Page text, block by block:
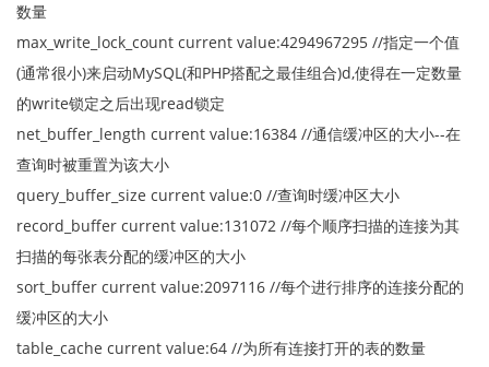
数量
max_write_lock_count current value:4294967295 //指定一个值
(通常很小)来启动MySQL(和PHP搭配之最佳组合)d,使得在一定数量
的write锁定之后出现read锁定
net_buffer_length current value:16384 //通信缓冲区的大小--在
查询时被重置为该大小
query_buffer_size current value:0 //查询时缓冲区大小
record_buffer current value:131072 //每个顺序扫描的连接为其
扫描的每张表分配的缓冲区的大小
sort_buffer current value:2097116 //每个进行排序的连接分配的
缓冲区的大小
table_cache current value:64 //为所有连接打开的表的数量